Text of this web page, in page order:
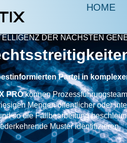
HOME
DER NÄCHSTEN
Partei in
PROkönnen
Mengen öffentlicher oder
so die Fallbearbeitung
Muster identifizieren.